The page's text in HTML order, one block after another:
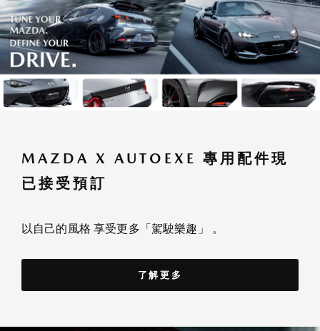
MAZDA X AUTOEXE 專用配件現
已接受預訂
以自己的風格 享受更多「駕駛樂趣」 。
了解更多